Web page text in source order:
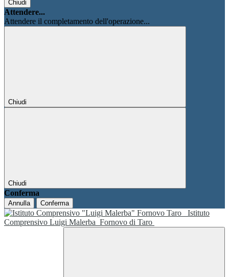
Chiudi
Attendere...
Attendere il completamento dell'operazione...
Chiudi
Chiudi
Conferma
Annulla Conferma
Istituto
Comprensivo Luigi Malerba Fornovo di Taro